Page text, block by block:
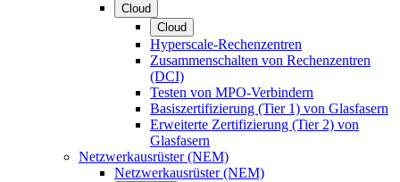
Cloud
Cloud
Hyperscale-Rechenzentren
Zusammenschalten von Rechenzentren
(DCI)
Testen von MPO-Verbindern
Basiszertifizierung (Tier 1) von Glasfasern
Erweiterte Zertifizierung (Tier 2) von
Glasfasern
Netzwerkausrüster (NEM)
Netzwerkausrüster (NEM)